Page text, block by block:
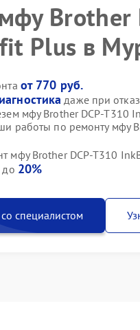
Brother
Plus в
от 770 руб.
даже при
мфу Brother DCP-T310
работы по ремонту мфу
мфу Brother DCP-T310
до 20%
специалистом